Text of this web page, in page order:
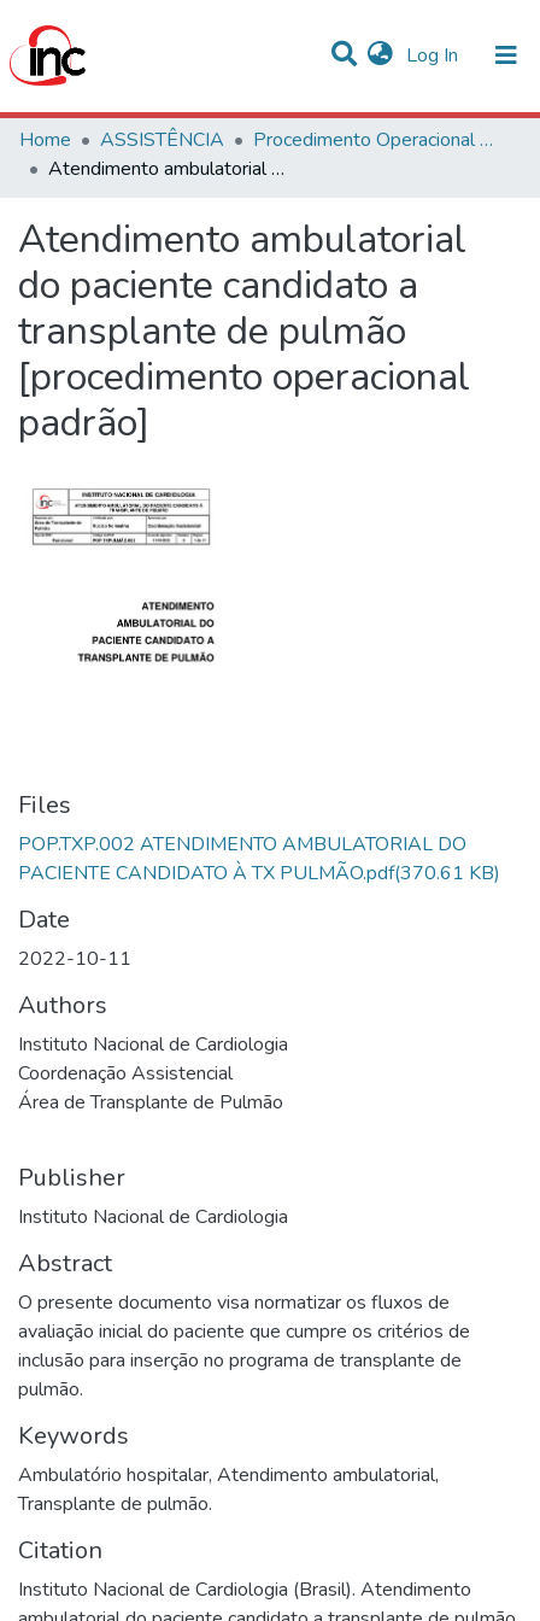
Log In (current)
Communities & Collections
All of DSpace
Home ASSISTÊNCIA
Procedimento Operacional Padrão (POP)
Atendimento ambulatorial do paciente candidato a transplante de pulmão [procedimento operacional padrão]
Atendimento ambulatorial
do paciente candidato a
transplante de pulmão
[procedimento operacional
padrão]
Files
POP.TXP.002 ATENDIMENTO AMBULATORIAL DO
PACIENTE CANDIDATO À TX PULMÃO.pdf(370.61 KB)
Date
2022-10-11
Authors
Instituto Nacional de Cardiologia
Coordenação Assistencial
Área de Transplante de Pulmão
Publisher
Instituto Nacional de Cardiologia
Abstract
O presente documento visa normatizar os fluxos de
avaliação inicial do paciente que cumpre os critérios de
inclusão para inserção no programa de transplante de
pulmão.
Keywords
Ambulatório hospitalar, Atendimento ambulatorial,
Transplante de pulmão.
Citation
Instituto Nacional de Cardiologia (Brasil). Atendimento